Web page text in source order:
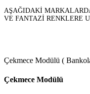
AŞAĞIDAKİ
VE FANTAZİ RENKLERE
Çekmece Modülü (
Çekmece Modülü